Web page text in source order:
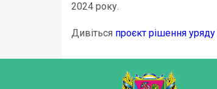
2024 року.
Дивіться проєкт рішення уряду